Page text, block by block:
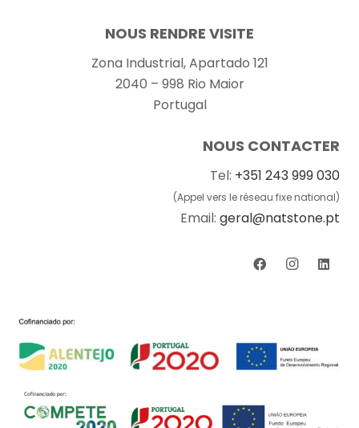
NOUS RENDRE VISITE
Zona Industrial, Apartado 121
2040 – 998 Rio Maior
Portugal
NOUS CONTACTER
Tel: +351 243 999 030
(Appel vers le réseau fixe national)
Email: geral@natstone.pt